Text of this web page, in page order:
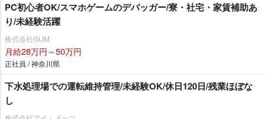
PC初心者OK/スマホゲームのデバッガー/寮・社宅・家賃補助あ
り/未経験活躍
株式会社GUM
月給28万円～50万円
正社員 / 神奈川県
下水処理場での運転維持管理/未経験OK/休日120日/残業ほぼな
し